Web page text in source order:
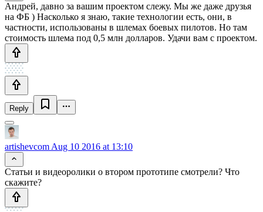
Андрей, давно за вашим проектом слежу. Мы же даже друзья
на ФБ ) Насколько я знаю, такие технологии есть, они, в
частности, использованы в шлемах боевых пилотов. Но там
стоимость шлема под 0,5 млн долларов. Удачи вам с проектом.
Reply
artishevcom Aug 10 2016 at 13:10
Статьи и видеоролики о втором прототипе смотрели? Что
скажите?